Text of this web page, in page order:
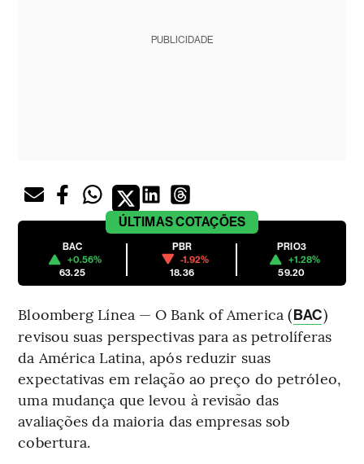
PUBLICIDADE
ÚLTIMASCOTAÇÕES
BAC
+0.56%
63.25
PBR
-1.92%
18.36
PRIO3
+1.28%
59.20
Bloomberg Línea — O Bank of America (BAC)
revisou suas perspectivas para as petrolíferas
da América Latina, após reduzir suas
expectativas em relação ao preço do petróleo,
uma mudança que levou à revisão das
avaliações da maioria das empresas sob
cobertura.